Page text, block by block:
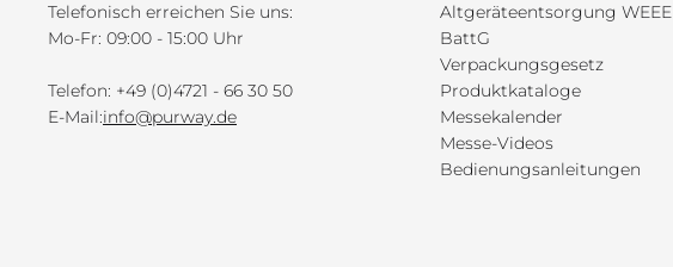
Telefonisch erreichen Sie uns:
Mo-Fr: 09:00 - 15:00 Uhr
Telefon: +49 (0)4721 - 66 30 50
E-Mail:info@purway.de
Altgeräteentsorgung WEEE
BattG
Verpackungsgesetz
Produktkataloge
Messekalender
Messe-Videos
Bedienungsanleitungen